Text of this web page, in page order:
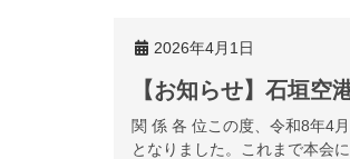
2026年4月1日
【お知らせ】石垣空
関 係 各 位この度、令和8年4
となりました。これまで本会